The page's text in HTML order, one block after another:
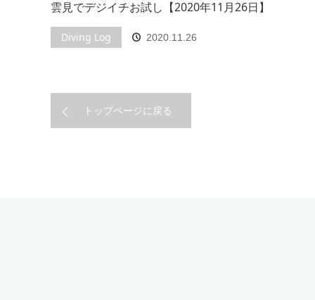
雲見でデジイチお試し【2020年11月26日】
Diving Log 2020.11.26
トップページに戻る